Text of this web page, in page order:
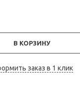
В КОРЗИНУ
заказ в 1 клик